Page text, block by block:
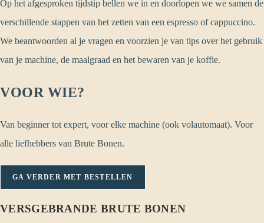
Op het afgesproken tijdstip bellen we in en doorlopen we we samen de
verschillende stappen van het zetten van een espresso of cappuccino.
We beantwoorden al je vragen en voorzien je van tips over het gebruik
van je machine, de maalgraad en het bewaren van je koffie.
VOOR WIE?
Van beginner tot expert, voor elke machine (ook volautomaat). Voor
alle liefhebbers van Brute Bonen.
GA VERDER MET BESTELLEN
VERSGEBRANDE BRUTE BONEN